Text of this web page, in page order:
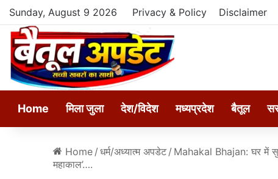
Sunday, August 9 2026 Privacy & Policy Disclaimer
Home मिला जुला देश/विदेश मध्यप्रदेश बैतूल
Home / धर्म/अध्यात्म अपडेट / Mahakal Bhajan: घर में
महाकाल’….